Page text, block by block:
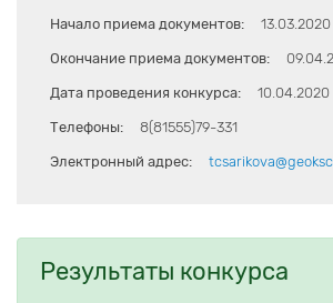
Начало приема документов: 13.03.2020
Окончание приема документов:
Дата проведения конкурса: 10.04.2020
Телефоны: 8(81555)79-331
Электронный адрес:
Результаты конкурса